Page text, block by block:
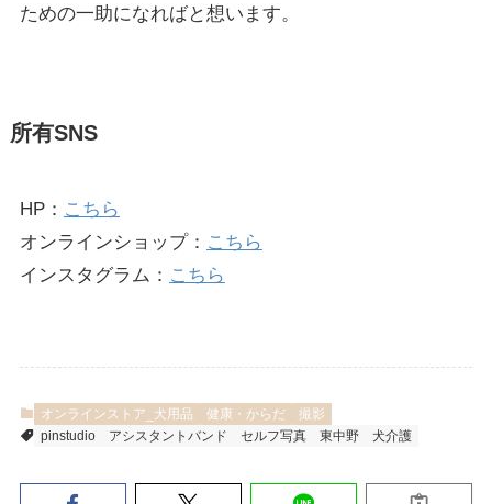
ための一助になればと想います。
所有SNS
HP： こちら
オンラインショップ： こちら
インスタグラム： こちら
オンラインストア_犬用品 健康・からだ
撮影
pinstudio
アシスタントバンド セルフ写真 東中野 犬介護